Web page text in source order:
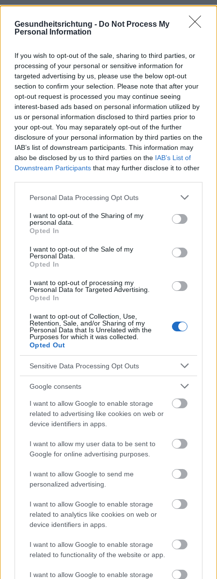
Gesundheitsrichtung - Do Not Process My
Personal Information
If you wish to opt-out of the sale, sharing to third parties, or
processing of your personal or sensitive information for
targeted advertising by us, please use the below opt-out
section to confirm your selection. Please note that after your
opt-out request is processed you may continue seeing
interest-based ads based on personal information utilized by
us or personal information disclosed to third parties prior to
your opt-out. You may separately opt-out of the further
disclosure of your personal information by third parties on the
IAB’s list of downstream participants. This information may
also be disclosed by us to third parties on the IAB’s List of
Downstream Participants that may further disclose it to other
Please note that this website/app uses one or more Google
not limited to your visit or usage behaviour. You may click to
grant or deny consent to Google and its third-party tags to
use your data for below specified purposes in below Google
consent section.
Personal Data Processing Opt Outs
I want to opt-out of the Sharing of my
personal data.
Opted In
I want to opt-out of the Sale of my
Personal Data.
Opted In
I want to opt-out of processing my
Personal Data for Targeted Advertising.
Opted In
I want to opt-out of Collection, Use,
Retention, Sale, and/or Sharing of my
Personal Data that Is Unrelated with the
Purposes for which it was collected.
Opted Out
Sensitive Data Processing Opt Outs
Google consents
I want to allow Google to enable storage
related to advertising like cookies on web or
device identifiers in apps.
I want to allow my user data to be sent to
Google for online advertising purposes.
I want to allow Google to send me
personalized advertising.
I want to allow Google to enable storage
related to analytics like cookies on web or
device identifiers in apps.
I want to allow Google to enable storage
related to functionality of the website or app.
I want to allow Google to enable storage
Interessant? Teilen sie es auf Facebook!
Möchten Sie auf dem Laufenden bleiben?
Folgen Sie uns auf
G oog
News
ZUGEHÖRIG
Themen Berührungsangst Hafephobie
Spezifische-phobie Symptome-der-hypophobie
Ursachen-von-hypophobie
https://www.healthline.com/health/haphephobia
Die Inhalte und Materialien auf dieser Website dienen nur zu
Bildungs- und Informationszwecken. Der Herausgeber und die
Redaktion der Website sind nicht für die Ergebnisse ihrer
Anwendung verantwortlich. Bevor Sie Ratschläge oder Tipps auf
zu konsultieren.
Werbung: